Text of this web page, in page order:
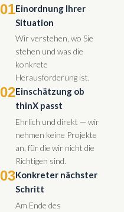
01Einordnung Ihrer
Situation
Wir verstehen, wo Sie
stehen und was die
konkrete
Herausforderung ist.
02Einschätzung ob
thinX passt
Ehrlich und direkt — wir
nehmen keine Projekte
an, für die wir nicht die
Richtigen sind.
03Konkreter nächster
Schritt
Am Ende des